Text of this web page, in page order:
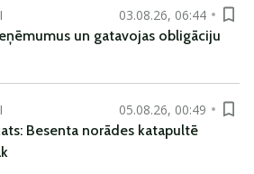
03.08.26, 06:44
un gatavojas obligāciju
05.08.26, 00:49
Besenta norādes katapultē